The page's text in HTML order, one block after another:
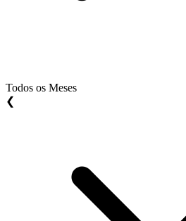
Todos os Meses
❮